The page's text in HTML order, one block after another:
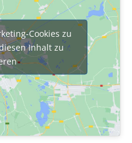
Cookies zu
Inhalt zu